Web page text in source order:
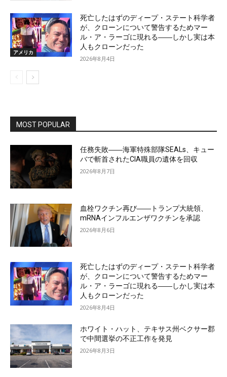
アメリカ
死亡したはずのディープ・ステート科学者
が、クローンについて警告するためマー
ル・ア・ラーゴに現れる――しかし実は本
人もクローンだった
2026年8月4日
MOST POPULAR
任務失敗――海軍特殊部隊SEALs、キュー
バで斬首されたCIA職員の遺体を回収
2026年8月7日
血栓ワクチン再び――トランプ大統領、
mRNAインフルエンザワクチンを承認
2026年8月6日
死亡したはずのディープ・ステート科学者
が、クローンについて警告するためマー
ル・ア・ラーゴに現れる――しかし実は本
人もクローンだった
2026年8月4日
ホワイト・ハット、テキサス州ベクサー郡
で中間選挙の不正工作を発見
2026年8月3日